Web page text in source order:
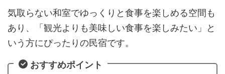
気取らない和室でゆっくりと食事を楽しめる空間も
あり、「観光よりも美味しい食事を楽しみたい」と
いう方にぴったりの民宿です。
おすすめポイント